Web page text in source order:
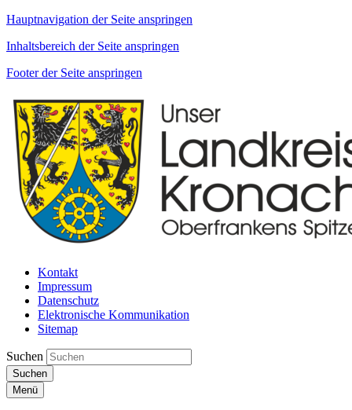
Hauptnavigation der Seite anspringen
Inhaltsbereich der Seite anspringen
Footer der Seite anspringen
Kontakt
Impressum
Datenschutz
Elektronische Kommunikation
Sitemap
Suchen
Suchen
Menü